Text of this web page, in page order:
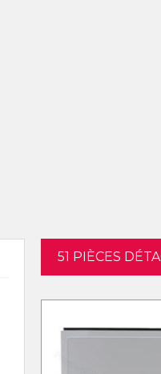
51 PIÈCES